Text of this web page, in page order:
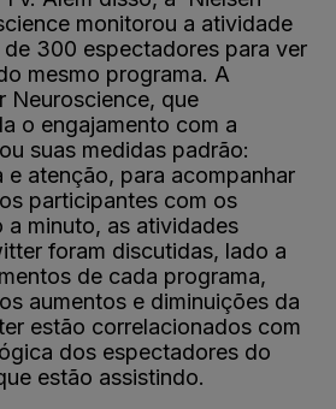
monitorou a atividade
300 espectadores para ver
mesmo programa. A
Neuroscience, que
o engajamento com a
suas medidas padrão:
e atenção, para acompanhar
participantes com os
minuto, as atividades
foram discutidas, lado a
de cada programa,
aumentos e diminuições da
estão correlacionados com
dos espectadores do
estão assistindo.